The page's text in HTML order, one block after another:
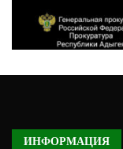
ИНФОРМАЦИЯ